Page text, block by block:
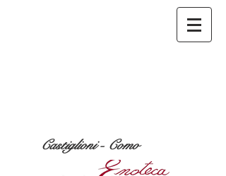
Castiglioni - Como